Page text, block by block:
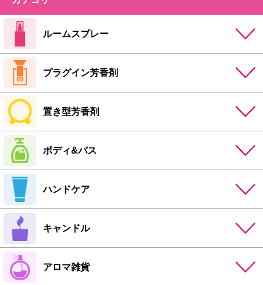
ルームスプレー
プラグイン芳香剤
置き型芳香剤
ボディ&バス
ハンドケア
キャンドル
アロマ雑貨